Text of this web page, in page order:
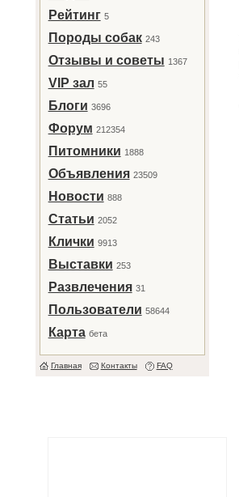
Рейтинг 5
Породы собак 243
Отзывы и советы 1367
VIP зал 55
Блоги 3696
Форум 212354
Питомники 1888
Объявления 23509
Новости 888
Статьи 2052
Клички 9913
Выставки 253
Развлечения 31
Пользователи 58644
Карта бета
Главная Контакты FAQ